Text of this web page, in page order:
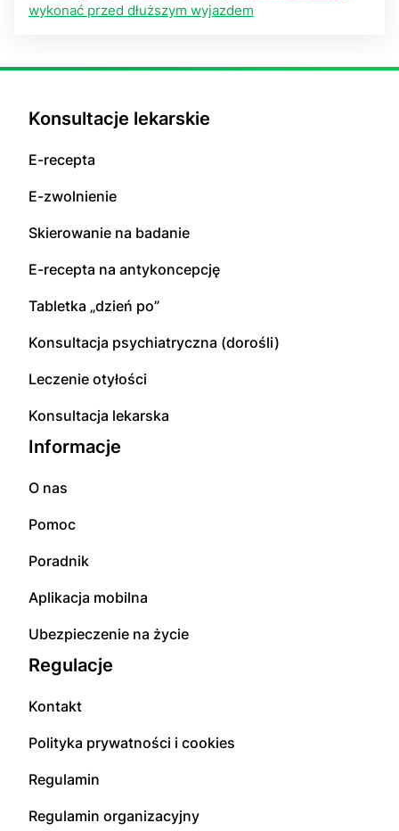
wykonać przed dłuższym wyjazdem
Konsultacje lekarskie
E-recepta
E-zwolnienie
Skierowanie na badanie
E-recepta na antykoncepcję
Tabletka „dzień po”
Konsultacja psychiatryczna (dorośli)
Leczenie otyłości
Konsultacja lekarska
Informacje
O nas
Pomoc
Poradnik
Aplikacja mobilna
Ubezpieczenie na życie
Regulacje
Kontakt
Polityka prywatności i cookies
Regulamin
Regulamin organizacyjny